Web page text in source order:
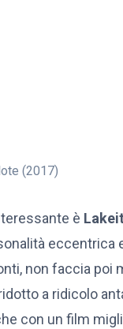
(2017)
è
non faccia
a ridicolo
con un film